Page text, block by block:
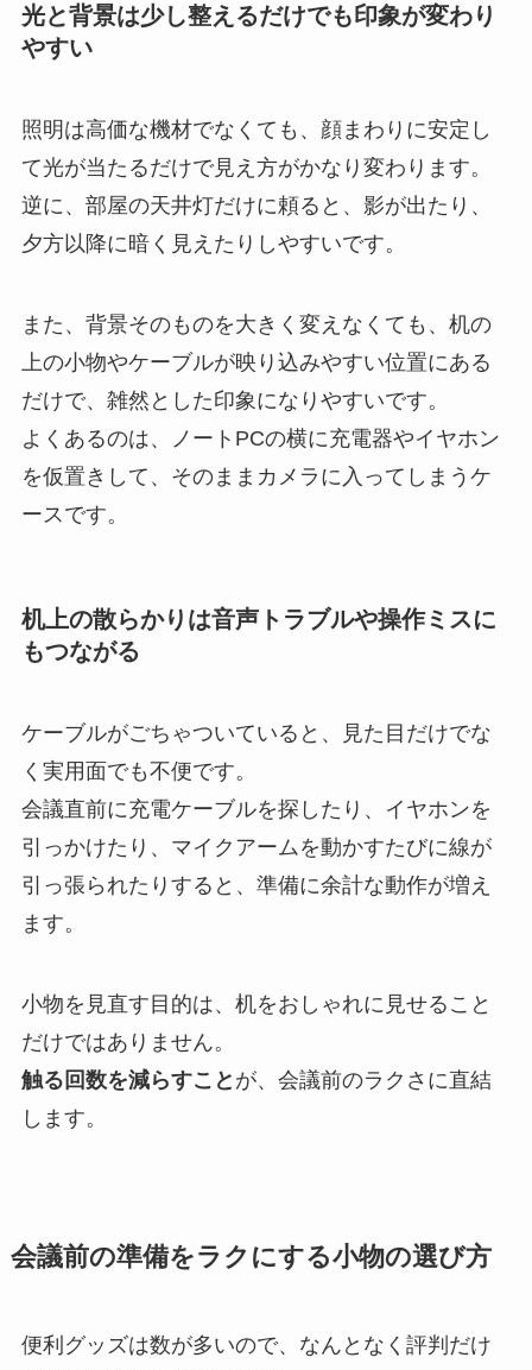
光と背景は少し整えるだけでも印象が変わり
やすい
照明は高価な機材でなくても、顔まわりに安定し
て光が当たるだけで見え方がかなり変わります。
逆に、部屋の天井灯だけに頼ると、影が出たり、
夕方以降に暗く見えたりしやすいです。
また、背景そのものを大きく変えなくても、机の
上の小物やケーブルが映り込みやすい位置にある
だけで、雑然とした印象になりやすいです。
よくあるのは、ノートPCの横に充電器やイヤホン
を仮置きして、そのままカメラに入ってしまうケ
ースです。
机上の散らかりは音声トラブルや操作ミスに
もつながる
ケーブルがごちゃついていると、見た目だけでな
く実用面でも不便です。
会議直前に充電ケーブルを探したり、イヤホンを
引っかけたり、マイクアームを動かすたびに線が
引っ張られたりすると、準備に余計な動作が増え
ます。
小物を見直す目的は、机をおしゃれに見せること
だけではありません。
触る回数を減らすこと が、会議前のラクさに直結
します。
会議前の準備をラクにする小物の選び方
便利グッズは数が多いので、なんとなく評判だけ